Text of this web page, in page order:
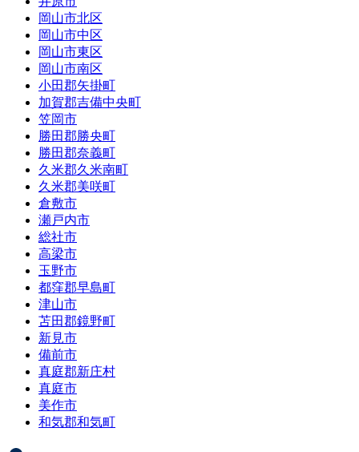
岡山市北区
岡山市中区
岡山市東区
岡山市南区
小田郡矢掛町
加賀郡吉備中央町
笠岡市
勝田郡勝央町
勝田郡奈義町
久米郡久米南町
久米郡美咲町
倉敷市
瀬戸内市
総社市
高梁市
玉野市
都窪郡早島町
津山市
苫田郡鏡野町
新見市
備前市
真庭郡新庄村
真庭市
美作市
和気郡和気町